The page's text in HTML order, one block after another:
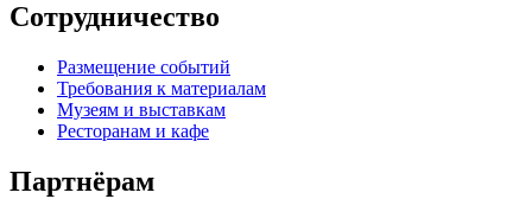
Сотрудничество
Размещение событий
Требования к материалам
Музеям и выставкам
Ресторанам и кафе
Партнёрам